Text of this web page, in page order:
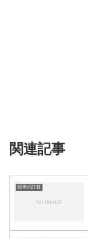
関連記事
税率の計算